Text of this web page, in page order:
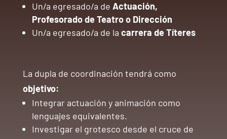
Un/a egresado/a de Actuación,
Profesorado de Teatro o Dirección
Un/a egresado/a de la carrera de Títeres
La dupla de coordinación tendrá como
objetivo:
Integrar actuación y animación como
lenguajes equivalentes.
Investigar el grotesco desde el cruce de